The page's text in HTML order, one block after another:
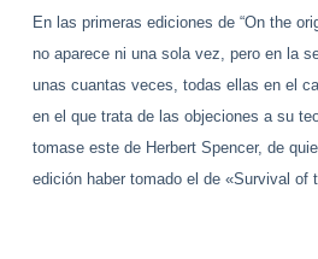
En las primeras ediciones de “On the
no aparece ni una sola vez, pero en la
unas cuantas veces, todas ellas en el
en el que trata de las objeciones a su
tomase este de Herbert Spencer, de
edición haber tomado el de «Survival of